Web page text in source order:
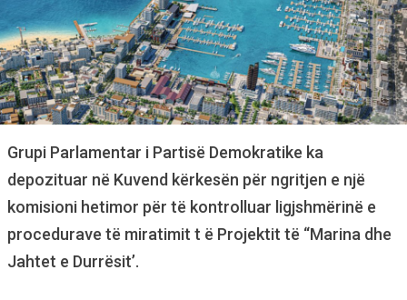
Grupi Parlamentar i Partisë Demokratike ka
depozituar në Kuvend kërkesën për ngritjen e një
komisioni hetimor për të kontrolluar ligjshmërinë e
procedurave të miratimit t ë Projektit të “Marina dhe
Jahtet e Durrësit’.